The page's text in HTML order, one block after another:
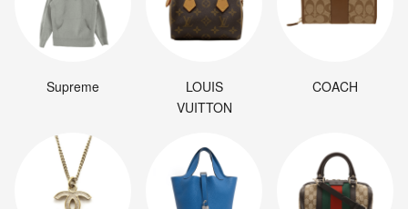
Supreme
LOUIS
VUITTON
COACH